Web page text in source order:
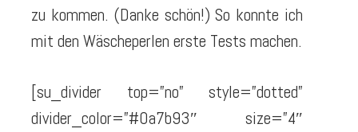
zu kommen. (Danke schön!) So konnte ich
mit den Wäscheperlen erste Tests machen.
[su_divider top=”no” style=”dotted”
divider_color=”#0a7b93″ size=”4″